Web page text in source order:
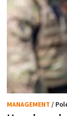
MANAGEMENT /